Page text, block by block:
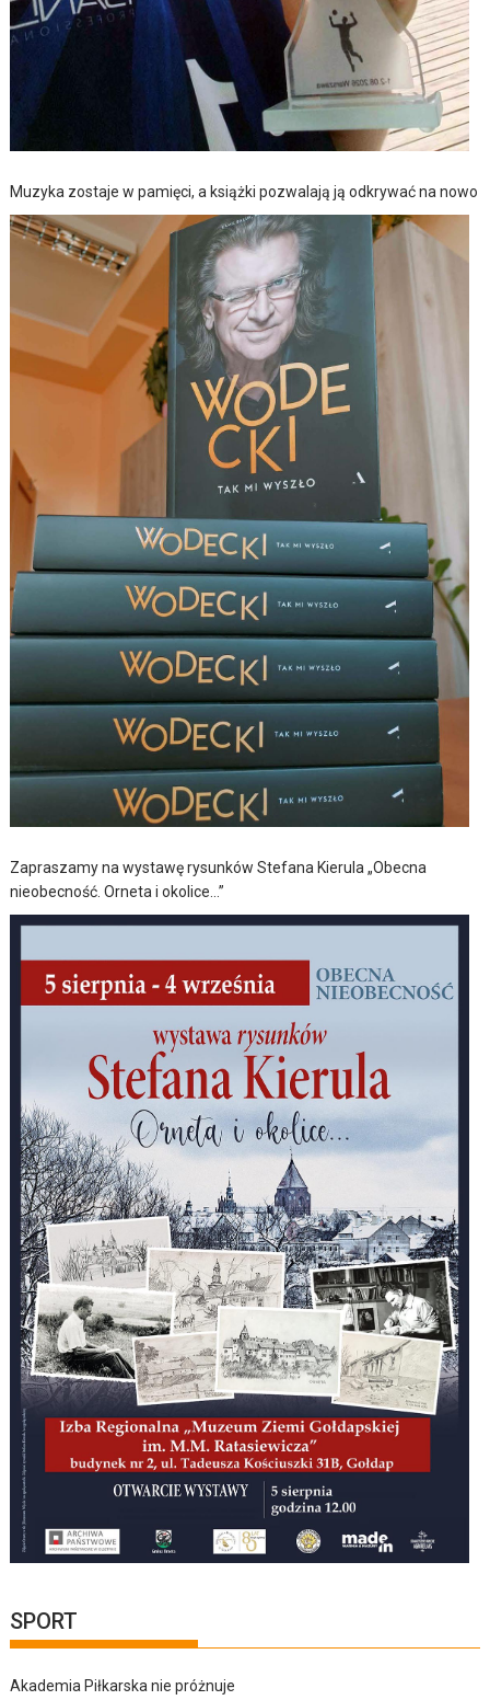
Muzyka zostaje w pamięci, a książki pozwalają ją odkrywać na nowo
Zapraszamy na wystawę rysunków Stefana Kierula „Obecna
nieobecność. Orneta i okolice…”
SPORT
Akademia Piłkarska nie próżnuje